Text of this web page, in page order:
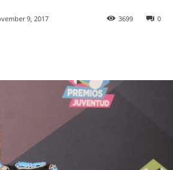
9, 2017 0
3699